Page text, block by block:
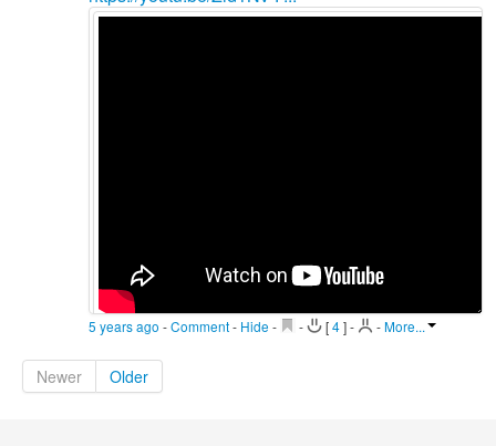
5 years ago -Comment- Hide - - [4]- -More...
Newer Older